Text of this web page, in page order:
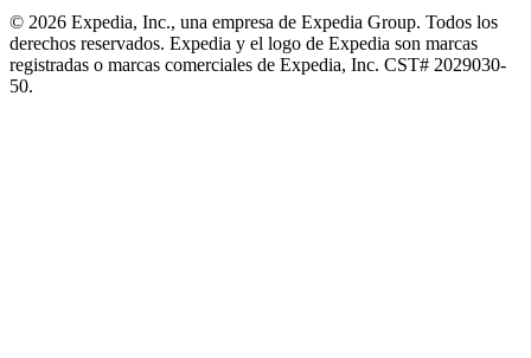
© 2026 Expedia, Inc., una empresa de Expedia Group. Todos los
derechos reservados. Expedia y el logo de Expedia son marcas
registradas o marcas comerciales de Expedia, Inc. CST# 2029030-
50.